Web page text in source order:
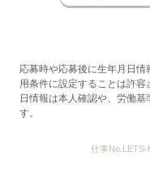
応募時や応募後に生年月日
用条件に設定することは許
日情報は本人確認や、労働
す。
仕事No. LETS-